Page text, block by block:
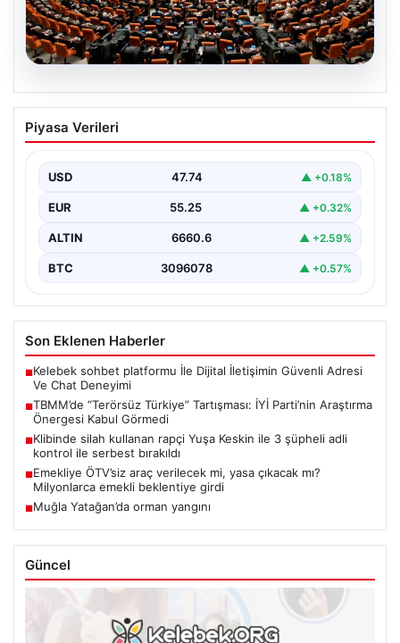
07.08.2026
TBMM’de “Terörsüz Türkiye”
Tartışması: İYİ Parti’nin Araştırma
Türkiye Büyük Millet Meclisi Genel Kurulu'nda, İYİ Parti
Piyasa Verileri
USD 47.74 ▲ +0.18%
EUR 55.25 ▲ +0.32%
ALTIN 6660.6 ▲ +2.59%
BTC 3096078 ▲ +0.57%
Son Eklenen Haberler
■Kelebek sohbet platformu İle Dijital İletişimin Güvenli Adresi
Ve Chat Deneyimi
■TBMM’de “Terörsüz Türkiye” Tartışması: İYİ Parti’nin Araştırma
Önergesi Kabul Görmedi
■Klibinde silah kullanan rapçi Yuşa Keskin ile 3 şüpheli adli
kontrol ile serbest bırakıldı
■Emekliye ÖTV’siz araç verilecek mi, yasa çıkacak mı?
Milyonlarca emekli beklentiye girdi
■Muğla Yatağan’da orman yangını
Güncel